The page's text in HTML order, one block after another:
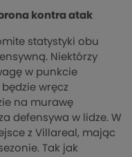
kontra atak
statystyki obu
Niektórzy
w punkcie
będzie wręcz
na murawę
defensywa w lidze. W
z Villareal, mając
Tak jak